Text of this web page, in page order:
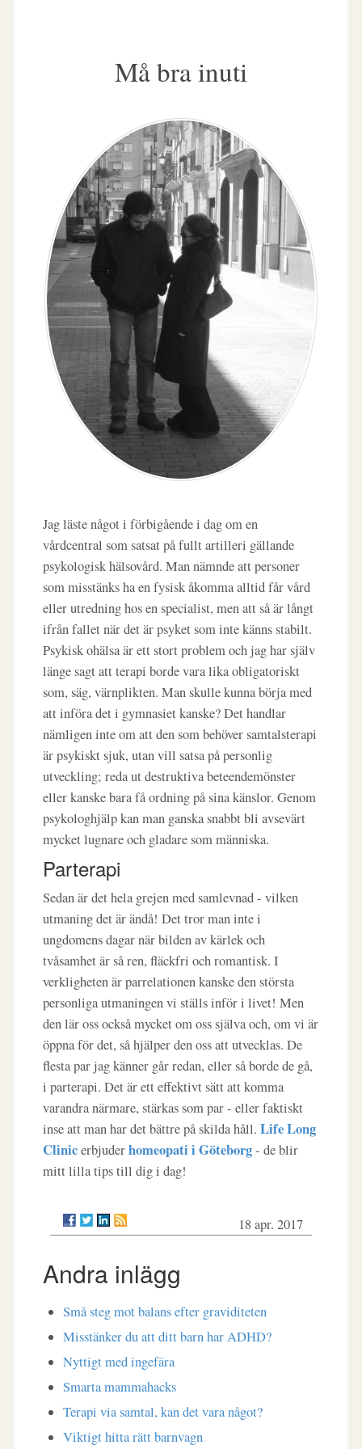
Må bra inuti
Jag läste något i förbigående i dag om en
vårdcentral som satsat på fullt artilleri gällande
psykologisk hälsovård. Man nämnde att personer
som misstänks ha en fysisk åkomma alltid får vård
eller utredning hos en specialist, men att så är långt
ifrån fallet när det är psyket som inte känns stabilt.
Psykisk ohälsa är ett stort problem och jag har själv
länge sagt att terapi borde vara lika obligatoriskt
som, säg, värnplikten. Man skulle kunna börja med
att införa det i gymnasiet kanske? Det handlar
nämligen inte om att den som behöver samtalsterapi
är psykiskt sjuk, utan vill satsa på personlig
utveckling; reda ut destruktiva beteendemönster
eller kanske bara få ordning på sina känslor. Genom
psykologhjälp kan man ganska snabbt bli avsevärt
mycket lugnare och gladare som människa.
Parterapi
Sedan är det hela grejen med samlevnad - vilken
utmaning det är ändå! Det tror man inte i
ungdomens dagar när bilden av kärlek och
tvåsamhet är så ren, fläckfri och romantisk. I
verkligheten är parrelationen kanske den största
personliga utmaningen vi ställs inför i livet! Men
den lär oss också mycket om oss själva och, om vi är
öppna för det, så hjälper den oss att utvecklas. De
flesta par jag känner går redan, eller så borde de gå,
i parterapi. Det är ett effektivt sätt att komma
varandra närmare, stärkas som par - eller faktiskt
inse att man har det bättre på skilda håll. Life Long
Clinicerbjuderhomeopati i Göteborg- de blir
mitt lilla tips till dig i dag!
18 apr. 2017
Andra inlägg
Små steg mot balans efter graviditeten
Misstänker du att ditt barn har ADHD?
Nyttigt med ingefära
Smarta mammahacks
Terapi via samtal, kan det vara något?
Viktigt hitta rätt barnvagn